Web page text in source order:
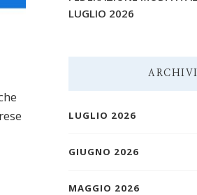
LUGLIO 2026
ARCHIVI
LUGLIO 2026
GIUGNO 2026
MAGGIO 2026